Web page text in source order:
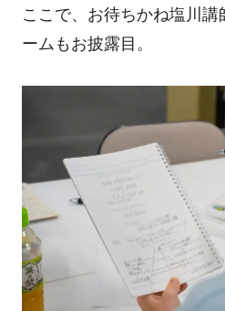
ここで、お待ちかね塩川
ームもお披露目。